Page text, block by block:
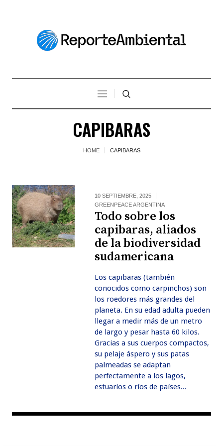
CAPIBARAS
HOME CAPIBARAS
10 SEPTIEMBRE, 2025
GREENPEACE ARGENTINA
Todo sobre los
capibaras, aliados
de la biodiversidad
sudamericana
Los capibaras (también
conocidos como carpinchos) son
los roedores más grandes del
planeta. En su edad adulta pueden
llegar a medir más de un metro
de largo y pesar hasta 60 kilos.
Gracias a sus cuerpos compactos,
su pelaje áspero y sus patas
palmeadas se adaptan
perfectamente a los lagos,
estuarios o ríos de países...